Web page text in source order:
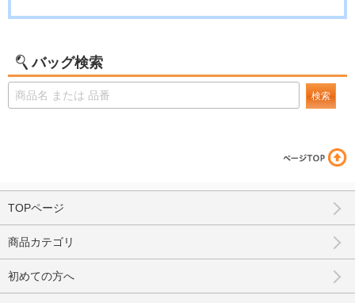
バッグ検索
検索
TOPページ
商品カテゴリ
初めての方へ